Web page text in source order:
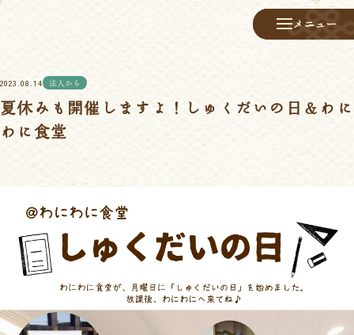
メニュー
メニュー
2023.08.14 法人から
夏休みも開催しますよ！しゅくだいの日＆わに
わに食堂